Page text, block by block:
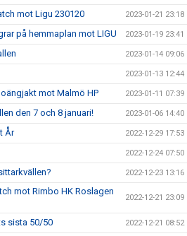
mot Ligu 230120 2023-01-21 23:18
på hemmaplan mot LIGU 2023-01-19 23:41
2023-01-14 09:06
2023-01-13 12:44
mot Malmö HP 2023-01-11 07:39
den 7 och 8 januari! 2023-01-06 14:40
År 2022-12-29 17:53
2022-12-24 07:50
2022-12-23 13:16
mot Rimbo HK Roslagen
2022-12-21 23:09
sista 50/50 2022-12-21 08:52